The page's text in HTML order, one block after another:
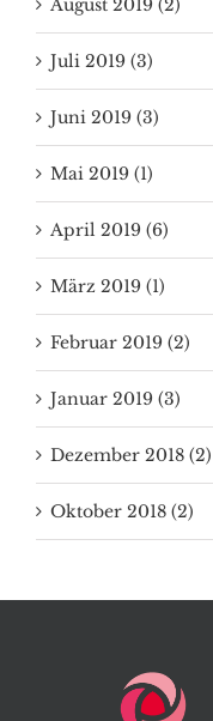
Juli 2019 (3)
Juni 2019 (3)
Mai 2019 (1)
April 2019 (6)
März 2019 (1)
Februar 2019 (2)
Januar 2019 (3)
Dezember 2018 (2)
Oktober 2018 (2)